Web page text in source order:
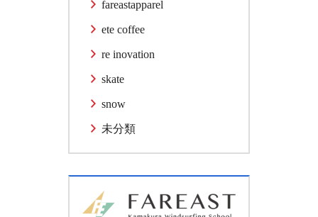
fareastapparel
ete coffee
re inovation
skate
snow
未分類